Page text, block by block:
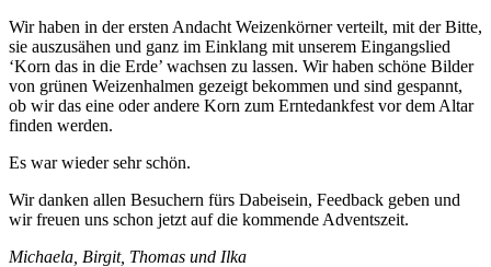
Wir haben in der ersten Andacht Weizenkörner verteilt, mit der Bitte,
sie auszusähen und ganz im Einklang mit unserem Eingangslied
‘Korn das in die Erde’ wachsen zu lassen. Wir haben schöne Bilder
von grünen Weizenhalmen gezeigt bekommen und sind gespannt,
ob wir das eine oder andere Korn zum Erntedankfest vor dem Altar
finden werden.
Es war wieder sehr schön.
Wir danken allen Besuchern fürs Dabeisein, Feedback geben und
wir freuen uns schon jetzt auf die kommende Adventszeit.
Michaela, Birgit, Thomas und Ilka